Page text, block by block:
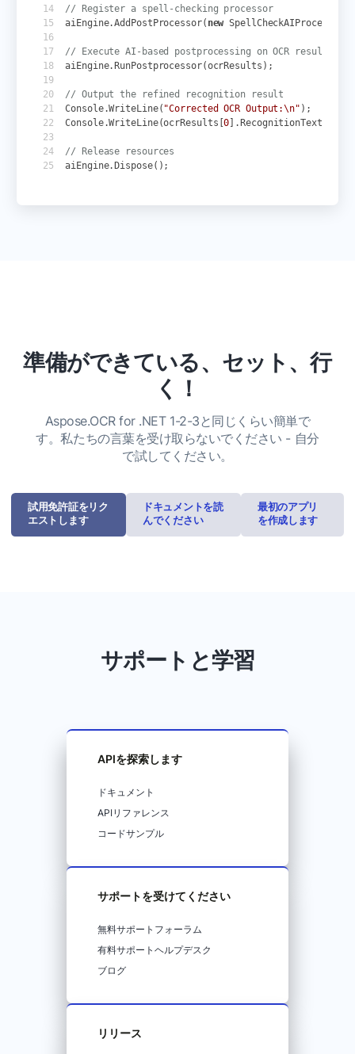
// Register a spell-checking processor
aiEngine.AddPostProcessor( new SpellCheckAIProcessor
// Execute AI-based postprocessing on OCR results
aiEngine. RunPostprocessor(ocrResults );
// Output the refined recognition result
Console.WriteLine( "Corrected OCR Output:\n" );
Console.WriteLine(ocrResults [0 ]. RecognitionText
// Release resources
aiEngine. Dispose();
準備ができている、セット、行
く！
Aspose.OCR for .NET 1-2-3と同じくらい簡単で
す。私たちの言葉を受け取らないでください - 自分
で試してください。
試用免許証をリク
エストします
ドキュメントを読
んでください
最初のアプリ
を作成します
サポートと学習
APIを探索します
ドキュメント
APIリファレンス
コードサンプル
サポートを受けてください
無料サポートフォーラム
有料サポートヘルプデスク
ブログ
リリース